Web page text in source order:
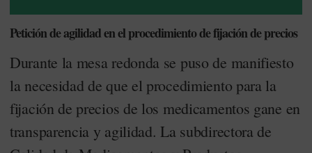
Petición de agilidad en el procedimiento de fijación de precios
Durante la mesa redonda se puso de manifiesto
la necesidad de que el procedimiento para la
fijación de precios de los medicamentos gane en
transparencia y agilidad. La subdirectora de